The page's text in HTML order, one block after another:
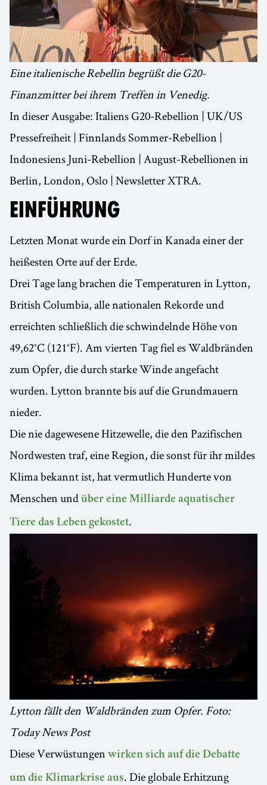
Eine italienische Rebellin begrüßt die G20-
Finanzmitter bei ihrem Treffen in Venedig.
In dieser Ausgabe: Italiens G20-Rebellion | UK/US
Pressefreiheit | Finnlands Sommer-Rebellion |
Indonesiens Juni-Rebellion | August-Rebellionen in
Berlin, London, Oslo | Newsletter XTRA.
EINFÜHRUNG
Letzten Monat wurde ein Dorf in Kanada einer der
heißesten Orte auf der Erde.
Drei Tage lang brachen die Temperaturen in Lytton,
British Columbia, alle nationalen Rekorde und
erreichten schließlich die schwindelnde Höhe von
49,62°C (121°F). Am vierten Tag fiel es Waldbränden
zum Opfer, die durch starke Winde angefacht
wurden. Lytton brannte bis auf die Grundmauern
nieder.
Die nie dagewesene Hitzewelle, die den Pazifischen
Nordwesten traf, eine Region, die sonst für ihr mildes
Klima bekannt ist, hat vermutlich Hunderte von
Menschen und über eine Milliarde aquatischer
Tiere das Leben gekostet.
Lytton fällt den Waldbränden zum Opfer. Foto:
Today News Post
Diese Verwüstungen wirken sich auf die Debatte
um die Klimarkrise aus. Die globale Erhitzung